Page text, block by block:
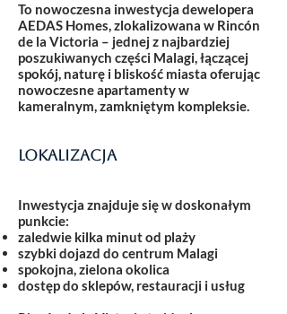
To nowoczesna inwestycja dewelopera
AEDAS Homes, zlokalizowana w Rincón
de la Victoria – jednej z najbardziej
poszukiwanych części Malagi, łączącej
spokój, naturę i bliskość miasta oferując
nowoczesne apartamenty w
kameralnym, zamkniętym kompleksie.
Lokalizacja
Inwestycja znajduje się w doskonałym
punkcie:
zaledwie kilka minut od plaży
szybki dojazd do centrum Malagi
spokojna, zielona okolica
dostęp do sklepów, restauracji i usług